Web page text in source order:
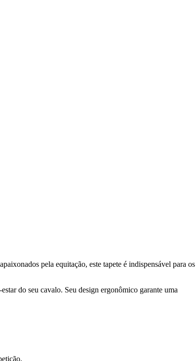
pela equitação, este tapete é indispensável para os
do seu cavalo. Seu design ergonômico garante uma